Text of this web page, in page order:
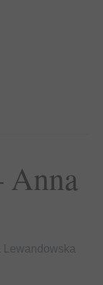
Anna
Lewandowska